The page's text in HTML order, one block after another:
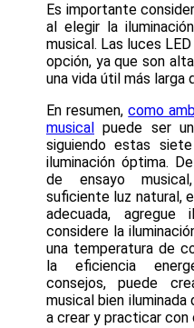
Es importante
al elegir la
musical. Las luces
opción, ya que son
una vida útil más larga
En resumen,como
musical puede ser
siguiendo estas
iluminación óptima.
de ensayo
suficiente luz natural,
adecuada, agregue
considere la
una temperatura de
la eficiencia
consejos, puede
musical bien iluminada
a crear y practicar con